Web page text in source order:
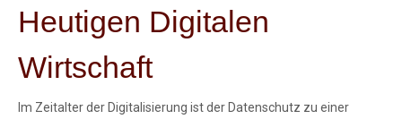
Heutigen Digitalen
Wirtschaft
Im Zeitalter der Digitalisierung ist der Datenschutz zu einer